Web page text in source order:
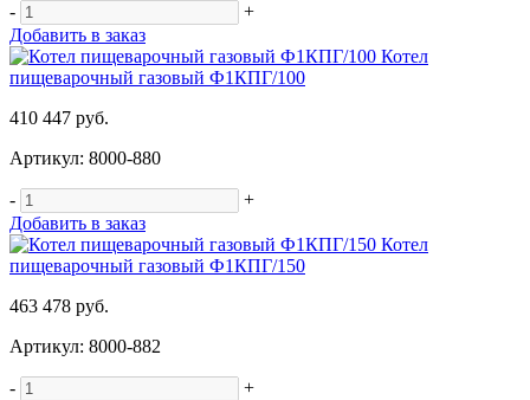
-
+
Добавить в заказ
Котел
пищеварочный газовый Ф1КПГ/100
410 447 руб.
Артикул: 8000-880
-
+
Добавить в заказ
Котел
пищеварочный газовый Ф1КПГ/150
463 478 руб.
Артикул: 8000-882
-
+